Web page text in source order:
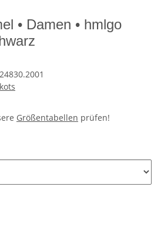
• Damen • hmlgo
Größentabellen prüfen!